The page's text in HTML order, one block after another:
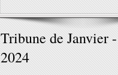
Tribune de Janvier
2024